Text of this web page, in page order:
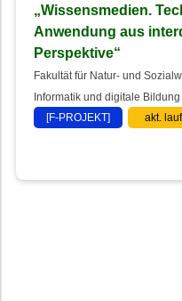
„Wissensmedien.
Anwendung aus
Perspektive“
Fakultät für Natur- und
Informatik und digitale Bildung
[F-PROJEKT]
akt.